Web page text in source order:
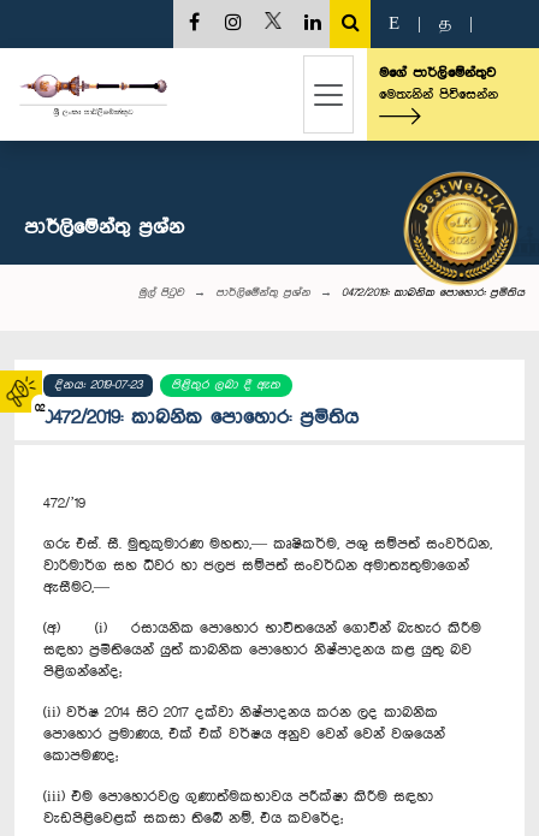
02
E த
මගේ පාර්ලිමේන්තුව
මෙතැනින් පිවිසෙන්න
පාර්ලි‌මේන්තු‌ ප්‍රශ්න
මුල් පිටුව පාර්ලි‌මේන්තු‌ ප්‍රශ්න 0472/2019: කාබනික පොහොර: ප්‍රමිතිය
දිනය: 2019-07-23 පිළිතුර ලබා දී ඇත
0472/2019: කාබනික පොහොර: ප්‍රමිතිය
472/’19
ගරු එස්. සී. මුතුකුමාරණ මහතා,— කෘෂිකර්ම, පශු සම්පත් සංවර්ධන,
වාරිමාර්ග සහ ධීවර හා ජලජ සම්පත් සංවර්ධන අමාත්‍යතුමාගෙන්
ඇසීමට,—
(අ) (​i) රසායනික පොහොර භාවිතයෙන් ගොවීන් බැහැර කිරීම
සඳහා ප්‍රමිතියෙන් යුත් කාබනික පොහොර නිෂ්පාදනය කළ යුතු බව
පිළිගන්නේද;
(ii) වර්ෂ 2014 සිට 2017 දක්වා නිෂ්පාදනය කරන ලද කාබනික
පො‍හොර ප්‍රමාණය, එක් එක් වර්ෂය අනුව වෙන් වෙන් වශයෙන්
කොපමණද;
(​iii) එම පොහොරවල ගුණාත්මකභාවය පරීක්ෂා කිරීම සඳහා
වැඩපිළිවෙළක් සකසා තිබේ නම්, එය කවරේද;